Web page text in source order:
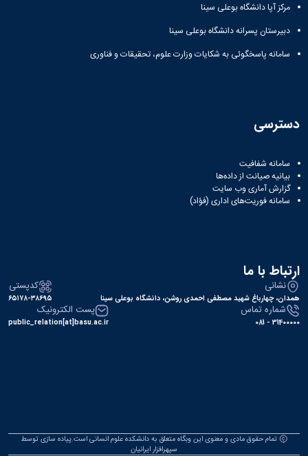
مرکز آپا دانشگاه بوعلی سینا
دبیرستان پسرانه دانشگاه بوعلی سینا
سامانه پاسخگوئی به شکایات وزارت علوم، تحقیقات و فناوری
دسترسی
سامانه شفافیت
بیانیه صیانت از داده‌ها
گزارش آماری وب‌ سایت
سامانه فوریت‌های اداری (فؤاد)
ارتباط با ما
نشانی
همدان، چهارباغ شهید مصطفی احمدی روشن، دانشگاه بوعلی سینا
کدپستی
۶۵۱۷۸-۳۸۶۹۵
شماره تماس
31400000 - 081
پست الکترونیک
public_relation[at]basu.ac.ir
تمام حقوق مادی و معنوی این وبگاه متعلق به دانشکده علوم انسانی است.پیاده سازی توسط
سپهرافزار ایرانیان